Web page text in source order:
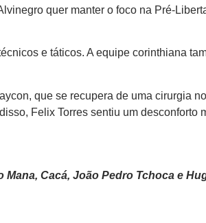
quer manter o foco na Pré-
e táticos. A equipe corinthiana
que se recupera de uma cirurgia
Felix Torres sentiu um desconforto
Mana, Cacá, João Pedro Tchoca e